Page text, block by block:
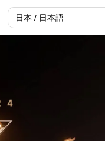
日本 / 日本語